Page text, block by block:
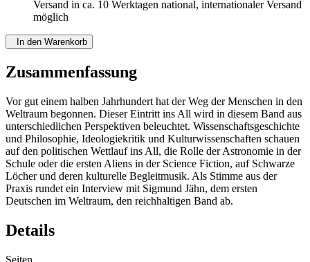
Versand in ca. 10 Werktagen national, internationaler Versand
möglich
In den Warenkorb
Zusammenfassung
Vor gut einem halben Jahrhundert hat der Weg der Menschen in den
Weltraum begonnen. Dieser Eintritt ins All wird in diesem Band aus
unterschiedlichen Perspektiven beleuchtet. Wissenschaftsgeschichte
und Philosophie, Ideologiekritik und Kulturwissenschaften schauen
auf den politischen Wettlauf ins All, die Rolle der Astronomie in der
Schule oder die ersten Aliens in der Science Fiction, auf Schwarze
Löcher und deren kulturelle Begleitmusik. Als Stimme aus der
Praxis rundet ein Interview mit Sigmund Jähn, dem ersten
Deutschen im Weltraum, den reichhaltigen Band ab.
Details
Seiten